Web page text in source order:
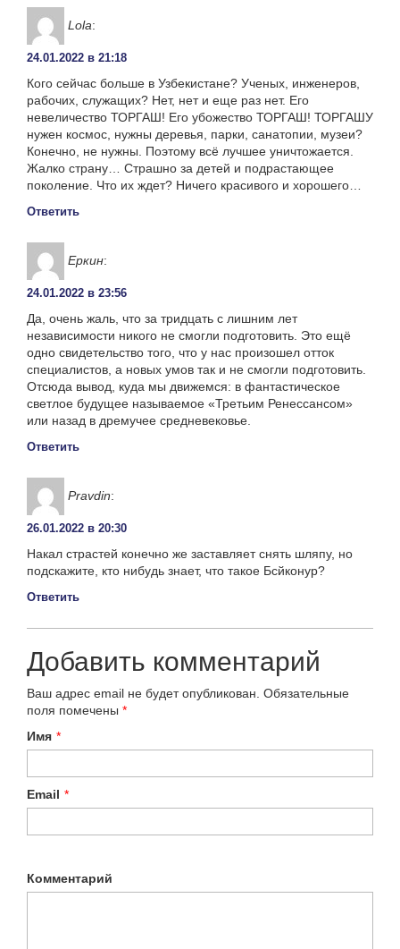
Lola:
24.01.2022 в 21:18
Кого сейчас больше в Узбекистане? Ученых, инженеров,
рабочих, служащих? Нет, нет и еще раз нет. Его
невеличество ТОРГАШ! Его убожество ТОРГАШ! ТОРГАШУ
нужен космос, нужны деревья, парки, санатопии, музеи?
Конечно, не нужны. Поэтому всё лучшее уничтожается.
Жалко страну… Страшно за детей и подрастающее
поколение. Что их ждет? Ничего красивого и хорошего…
Ответить
Еркин:
24.01.2022 в 23:56
Да, очень жаль, что за тридцать с лишним лет
независимости никого не смогли подготовить. Это ещё
одно свидетельство того, что у нас произошел отток
специалистов, а новых умов так и не смогли подготовить.
Отсюда вывод, куда мы движемся: в фантастическое
светлое будущее называемое «Третьим Ренессансом»
или назад в дремучее средневековье.
Ответить
Pravdin:
26.01.2022 в 20:30
Накал страстей конечно же заставляет снять шляпу, но
подскажите, кто нибудь знает, что такое Бсйконур?
Ответить
Добавить комментарий
Ваш адрес email не будет опубликован. Обязательные
поля помечены *
Имя *
Email *
Комментарий